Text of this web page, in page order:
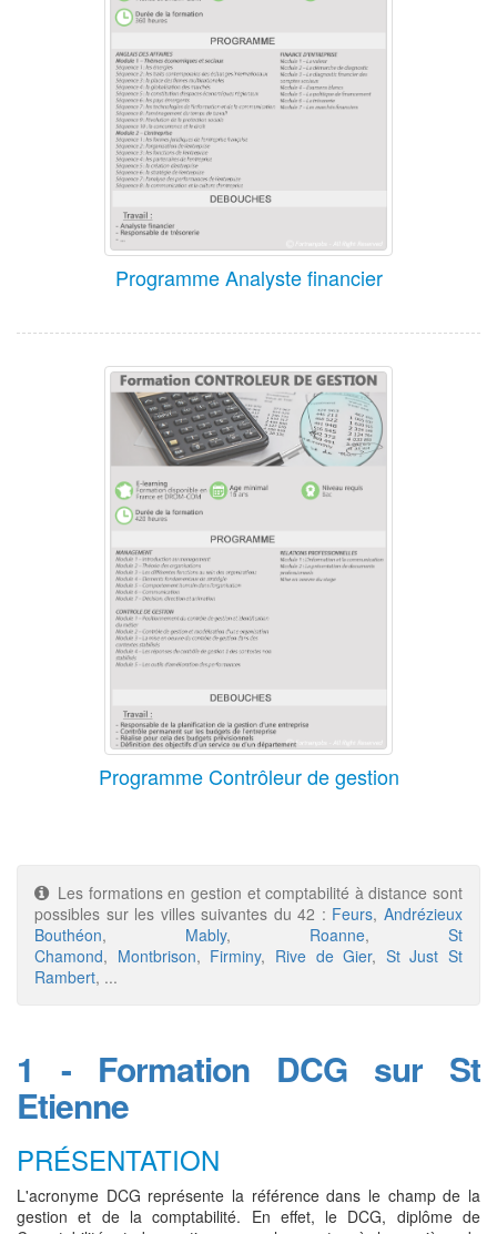
Programme Analyste financier
Programme Contrôleur de gestion
Les formations en gestion et comptabilité à distance sont
possibles sur les villes suivantes du 42 : Feurs,Andrézieux
Bouthéon, Mably, Roanne, St
Chamond, Montbrison, Firminy, Rive de Gier, St Just St
Rambert, ...
1 - Formation DCG sur St
Etienne
PRÉSENTATION
L'acronyme DCG représente la référence dans le champ de la
gestion et de la comptabilité. En effet, le DCG, diplôme de